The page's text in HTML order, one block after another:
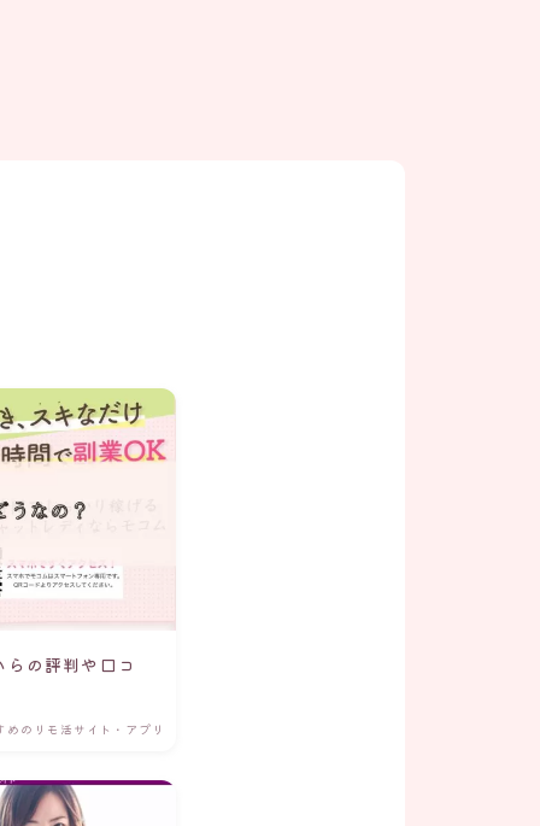
の評判や口コ
めのリモ活サイト・アプリ